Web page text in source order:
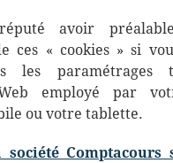
avoir
ces « cookies » si
les paramétrages
employé par
ou votre tablette.
société Comptacours